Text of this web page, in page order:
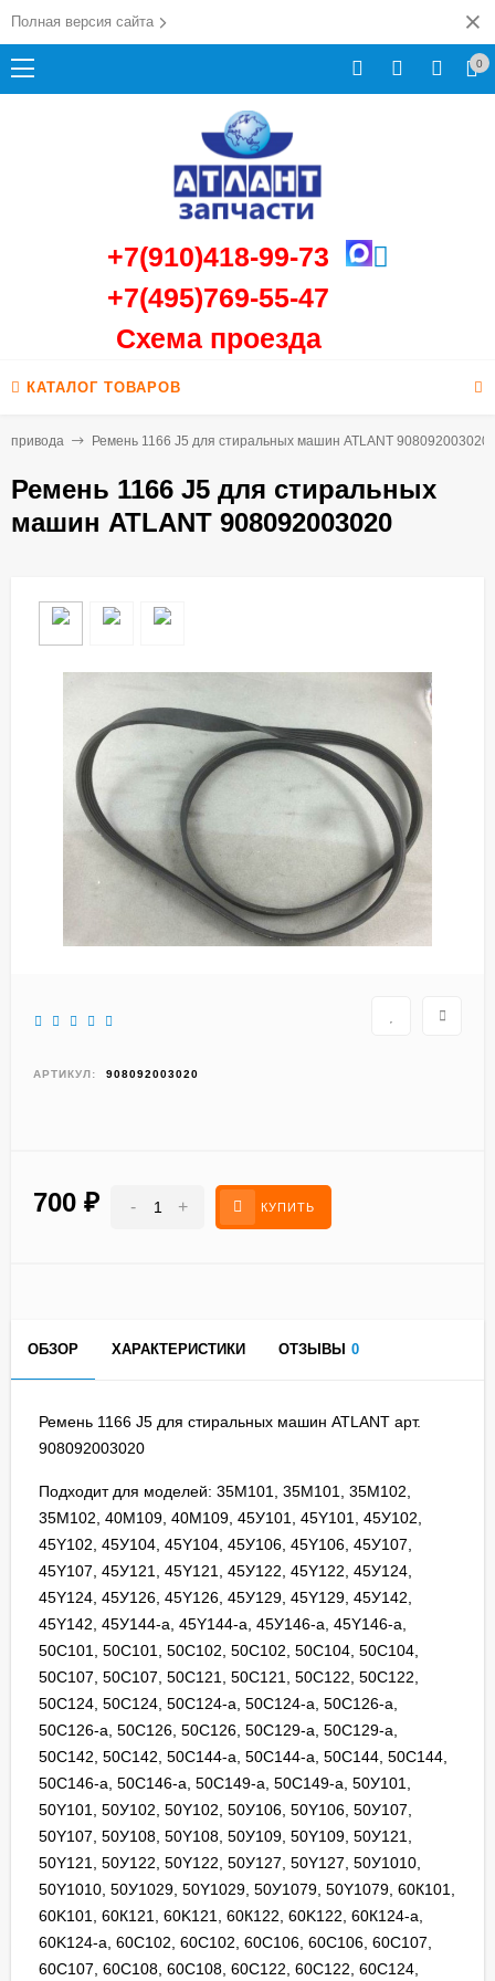
Полная версия сайта
0
+7(910)418-99-73
+7(495)769-55-47
Схема проезда
КАТАЛОГ ТОВАРОВ
привода Ремень 1166 J5 для стиральных машин ATLANT 908092003020
Ремень 1166 J5 для стиральных
машин ATLANT 908092003020
АРТИКУЛ: 908092003020
700 ₽ - + КУПИТЬ
ОБЗОР ХАРАКТЕРИСТИКИ ОТЗЫВЫ 0
Ремень 1166 J5 для стиральных машин ATLANT арт.
908092003020
Подходит для моделей: 35М101, 35M101, 35М102,
35M102, 40М109, 40M109, 45У101, 45Y101, 45У102,
45Y102, 45У104, 45Y104, 45У106, 45Y106, 45У107,
45Y107, 45У121, 45Y121, 45У122, 45Y122, 45У124,
45Y124, 45У126, 45Y126, 45У129, 45Y129, 45У142,
45Y142, 45У144-а, 45Y144-a, 45У146-а, 45Y146-a,
50С101, 50C101, 50С102, 50C102, 50С104, 50C104,
50С107, 50C107, 50С121, 50C121, 50С122, 50C122,
50С124, 50C124, 50С124-а, 50C124-a, 50С126-а,
50C126-a, 50С126, 50C126, 50С129-а, 50C129-a,
50С142, 50C142, 50С144-а, 50C144-a, 50С144, 50C144,
50С146-а, 50C146-a, 50С149-а, 50C149-a, 50У101,
50Y101, 50У102, 50Y102, 50У106, 50Y106, 50У107,
50Y107, 50У108, 50Y108, 50У109, 50Y109, 50У121,
50Y121, 50У122, 50Y122, 50У127, 50Y127, 50У1010,
50Y1010, 50У1029, 50Y1029, 50У1079, 50Y1079, 60К101,
60K101, 60К121, 60K121, 60К122, 60K122, 60К124-а,
60K124-a, 60С102, 60C102, 60С106, 60C106, 60С107,
60C107, 60С108, 60C108, 60С122, 60C122, 60С124,